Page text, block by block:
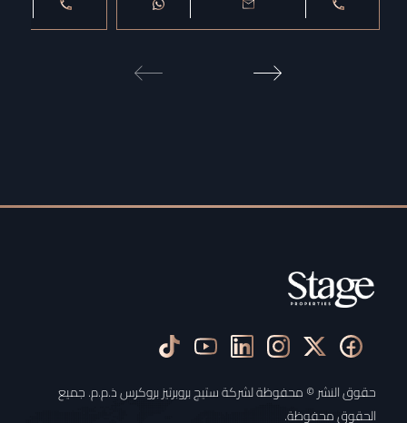
حقوق النشر © محفوظة لشركة ستيج بروبرتيز بروكرس ذ.م.م. جميع
الحقوق محفوظة.